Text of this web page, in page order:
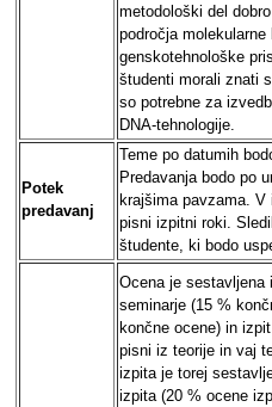
metodološki del
področja
genskotehnološke
študenti morali znati
so potrebne za
DNA-tehnologije.
Potek
predavanj
Teme po datumih
Predavanja bodo po
krajšima pavzama. V
pisni izpitni roki.
študente, ki bodo
Ocena je sestavljena
seminarje (15 %
končne ocene) in
pisni iz teorije in vaj
izpita je torej
izpita (20 % ocene